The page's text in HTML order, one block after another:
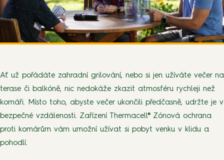
Ať už pořádáte zahradní grilování, nebo si jen užíváte večer na
terase či balkóně, nic nedokáže zkazit atmosféru rychleji než
komáři. Místo toho, abyste večer ukončili předčasně, udržte je v
bezpečné vzdálenosti. Zařízení Thermacell® Zónová ochrana
proti komárům vám umožní užívat si pobyt venku v klidu a
pohodlí.